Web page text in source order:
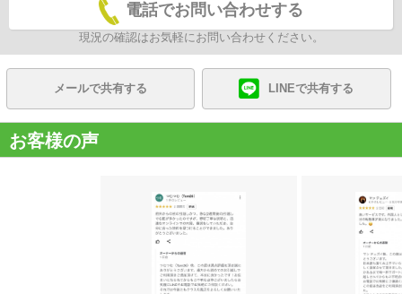
電話でお問い合わせする
現況の確認はお気軽にお問い合わせください。
メールで共有する LINEで共有する
お客様の声